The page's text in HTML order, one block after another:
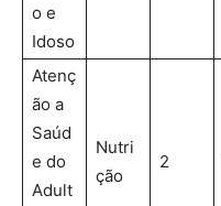
o e
Idoso
Atenç
ão a
Saúd
e do
Adult
Nutri
ção
2